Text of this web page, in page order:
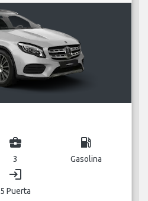
business_center
3
local_gas_station
Gasolina
login
5 Puerta